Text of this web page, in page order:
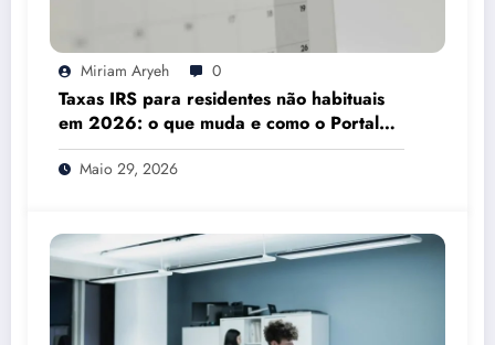
Miriam Aryeh 0
Taxas IRS para residentes não habituais
em 2026: o que muda e como o Portal
das Finanças pode ajudar
Maio 29, 2026